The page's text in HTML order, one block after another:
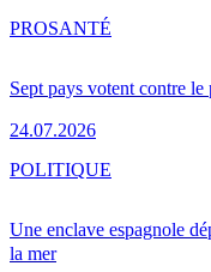
Sept pays votent contre
24.07.2026
PROSANTÉ
Une enclave espagnole
la mer
POLITIQUE